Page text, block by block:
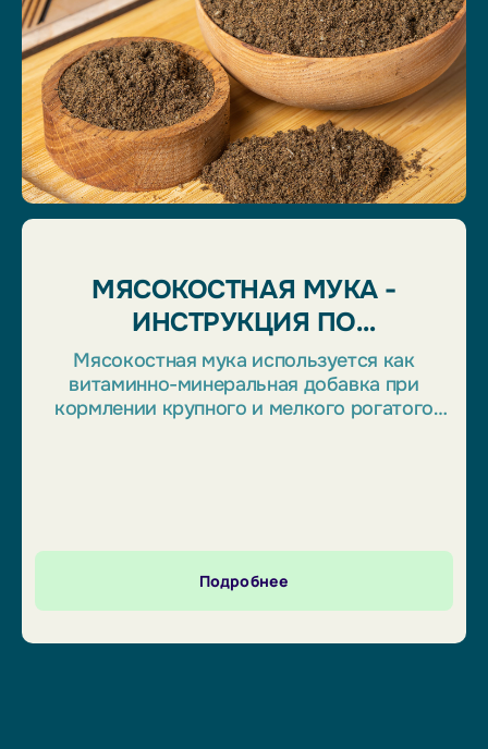
МЯСОКОСТНАЯ МУКА -
ИНСТРУКЦИЯ ПО
ПРИМЕНЕНИЮ
Мясокостная мука используется как
витаминно-минеральная добавка при
кормлении крупного и мелкого рогатого
продуктивность.
Подробнее